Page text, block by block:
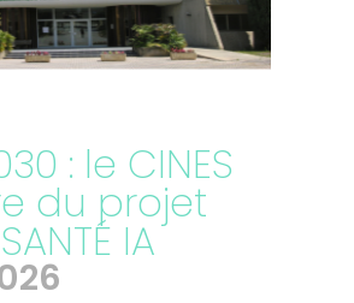
: le CINES
du projet
IA